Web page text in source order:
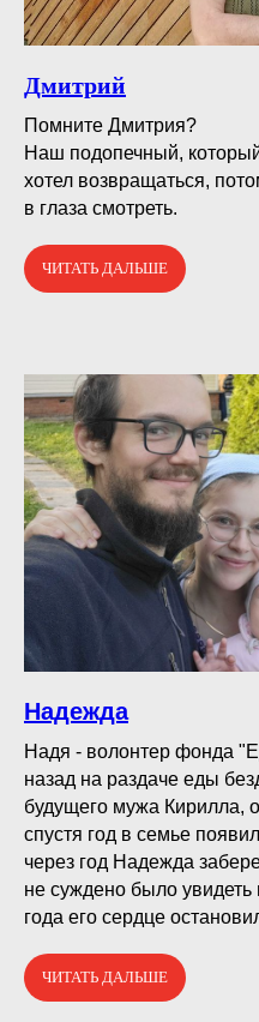
Дмитрий
Помните Дмитрия?⠀
Наш подопечный,
хотел возвращаться,
в глаза смотреть.
ЧИТАТЬ ДАЛЬШЕ
Надежда
Надя - волонтер фонда
назад на раздаче еды
будущего мужа Кирилла,
спустя год в семье
через год Надежда
не суждено было
года его сердце
ЧИТАТЬ ДАЛЬШЕ